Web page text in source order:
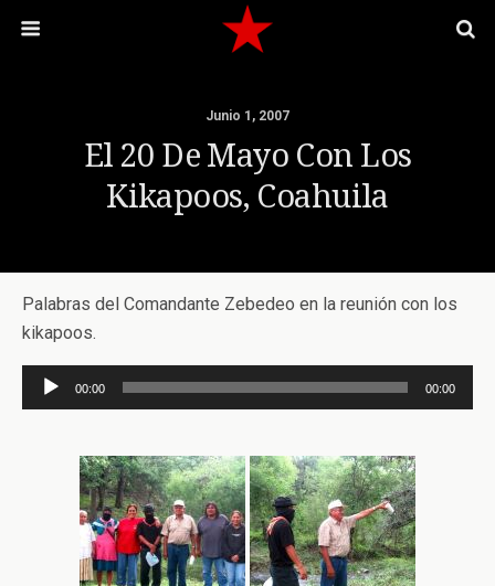
Junio 1, 2007
El 20 De Mayo Con Los
Kikapoos, Coahuila
Palabras del Comandante Zebedeo en la reunión con los
kikapoos.
Reproductor
de
00:00 00:00